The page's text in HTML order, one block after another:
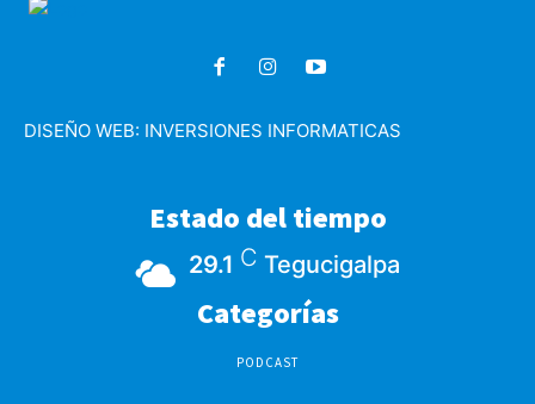
DISEÑO WEB: INVERSIONES INFORMATICAS
Estado del tiempo
29.1 C Tegucigalpa
Categorías
PODCAST